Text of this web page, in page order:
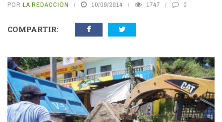
POR LA REDACCIÓN 10/09/2014 1747 0
COMPARTIR: